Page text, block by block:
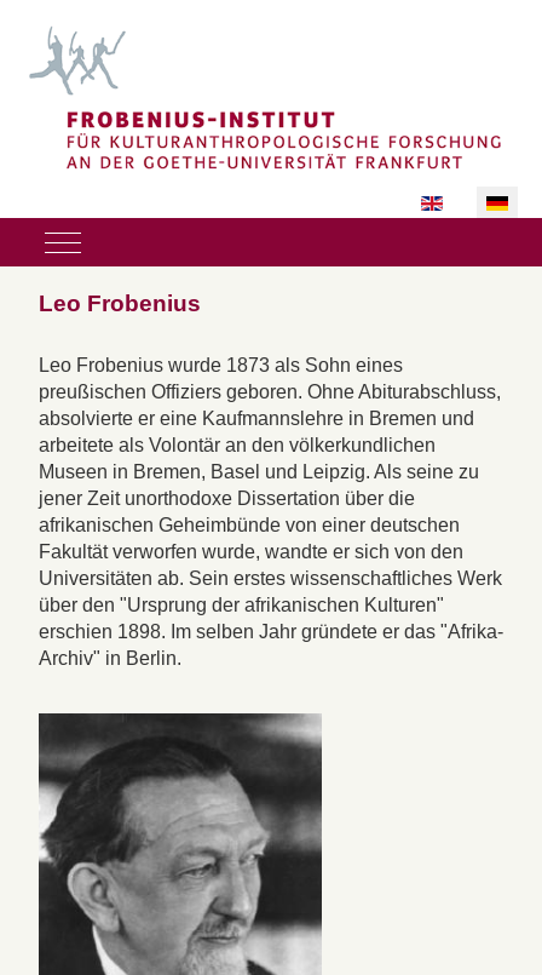
Sprache
Mobile Menu Toggle
Leo Frobenius
Leo Frobenius wurde 1873 als Sohn eines
preußischen Offiziers geboren. Ohne Abiturabschluss,
absolvierte er eine Kaufmannslehre in Bremen und
arbeitete als Volontär an den völkerkundlichen
Museen in Bremen, Basel und Leipzig. Als seine zu
jener Zeit unorthodoxe Dissertation über die
afrikanischen Geheimbünde von einer deutschen
Fakultät verworfen wurde, wandte er sich von den
Universitäten ab. Sein erstes wissenschaftliches Werk
über den "Ursprung der afrikanischen Kulturen"
erschien 1898. Im selben Jahr gründete er das "Afrika-
Archiv" in Berlin.